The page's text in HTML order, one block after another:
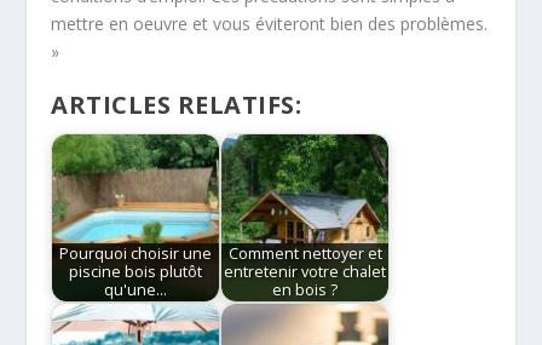
mettre en oeuvre et vous éviteront bien des problèmes.
»
ARTICLES RELATIFS:
Pourquoi choisir une
piscine bois plutôt
qu'une…
Comment nettoyer et
entretenir votre chalet
en bois ?